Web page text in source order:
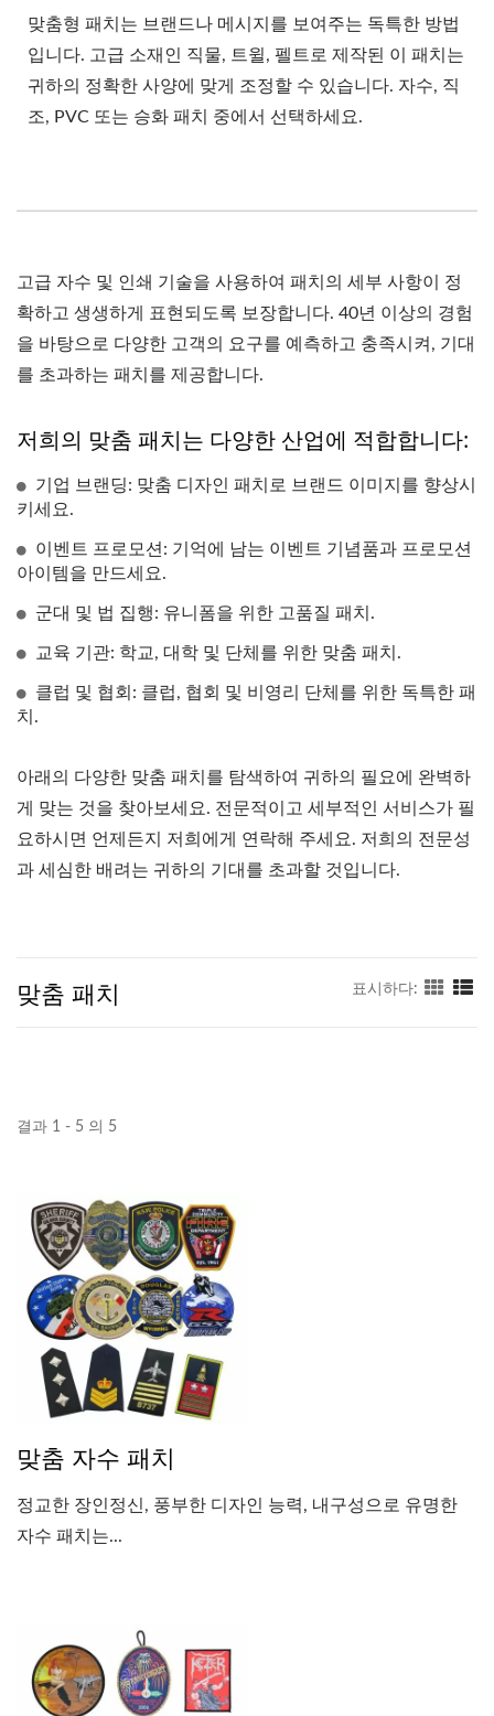
맞춤형 패치는 브랜드나 메시지를 보여주는 독특한 방법
입니다. 고급 소재인 직물, 트윌, 펠트로 제작된 이 패치는
귀하의 정확한 사양에 맞게 조정할 수 있습니다. 자수, 직
조, PVC 또는 승화 패치 중에서 선택하세요.
고급 자수 및 인쇄 기술을 사용하여 패치의 세부 사항이 정
확하고 생생하게 표현되도록 보장합니다. 40년 이상의 경험
을 바탕으로 다양한 고객의 요구를 예측하고 충족시켜, 기대
를 초과하는 패치를 제공합니다.
저희의 맞춤 패치는 다양한 산업에 적합합니다:
기업 브랜딩: 맞춤 디자인 패치로 브랜드 이미지를 향상시
키세요.
이벤트 프로모션: 기억에 남는 이벤트 기념품과 프로모션
아이템을 만드세요.
군대 및 법 집행: 유니폼을 위한 고품질 패치.
교육 기관: 학교, 대학 및 단체를 위한 맞춤 패치.
클럽 및 협회: 클럽, 협회 및 비영리 단체를 위한 독특한 패
치.
아래의 다양한 맞춤 패치를 탐색하여 귀하의 필요에 완벽하
게 맞는 것을 찾아보세요. 전문적이고 세부적인 서비스가 필
요하시면 언제든지 저희에게 연락해 주세요. 저희의 전문성
과 세심한 배려는 귀하의 기대를 초과할 것입니다.
맞춤 패치 표시하다:
결과 1 - 5 의 5
맞춤 자수 패치
정교한 장인정신, 풍부한 디자인 능력, 내구성으로 유명한
자수 패치는...